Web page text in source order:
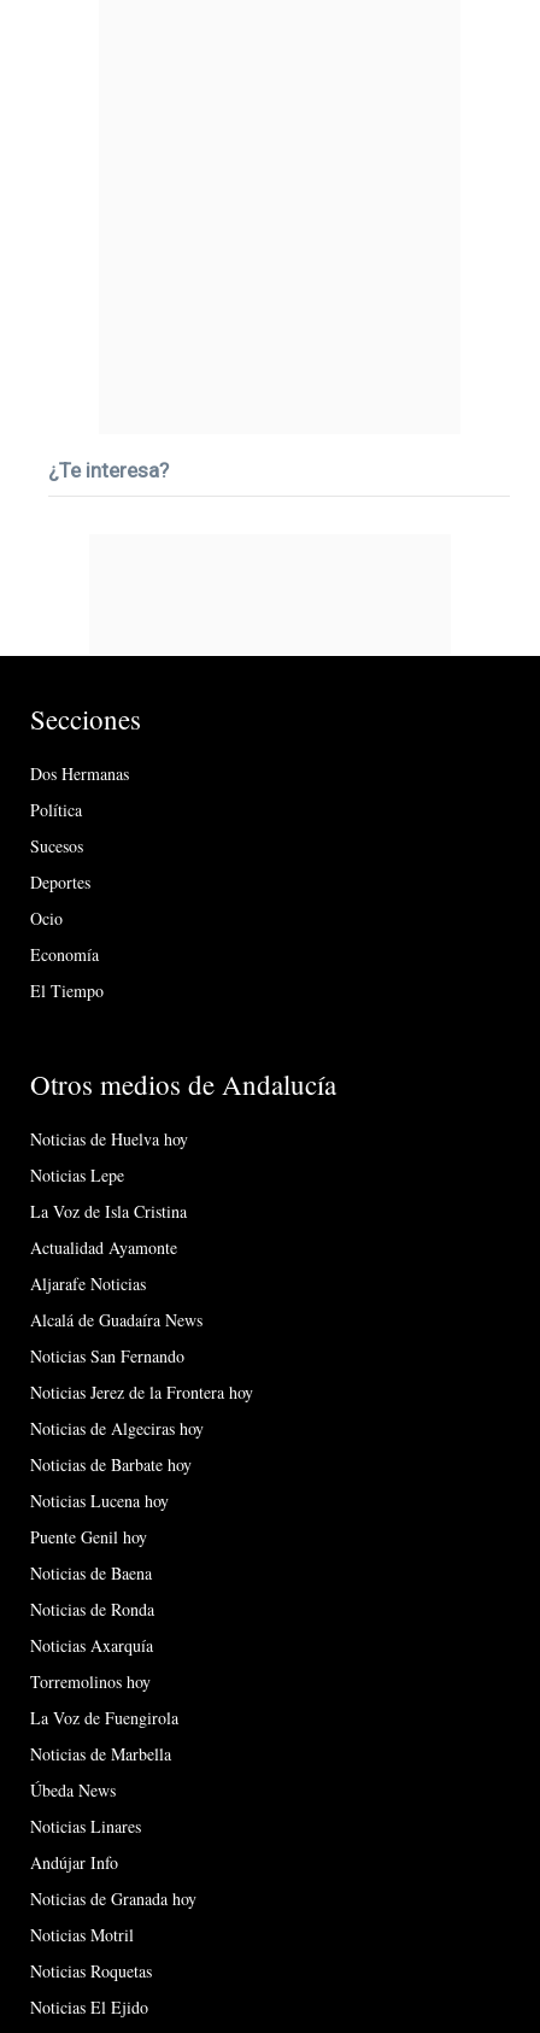
¿Te interesa?
Secciones
Dos Hermanas
Política
Sucesos
Deportes
Ocio
Economía
El Tiempo
Otros medios de Andalucía
Noticias de Huelva hoy
Noticias Lepe
La Voz de Isla Cristina
Actualidad Ayamonte
Aljarafe Noticias
Alcalá de Guadaíra News
Noticias San Fernando
Noticias Jerez de la Frontera hoy
Noticias de Algeciras hoy
Noticias de Barbate hoy
Noticias Lucena hoy
Puente Genil hoy
Noticias de Baena
Noticias de Ronda
Noticias Axarquía
Torremolinos hoy
La Voz de Fuengirola
Noticias de Marbella
Úbeda News
Noticias Linares
Andújar Info
Noticias de Granada hoy
Noticias Motril
Noticias Roquetas
Noticias El Ejido